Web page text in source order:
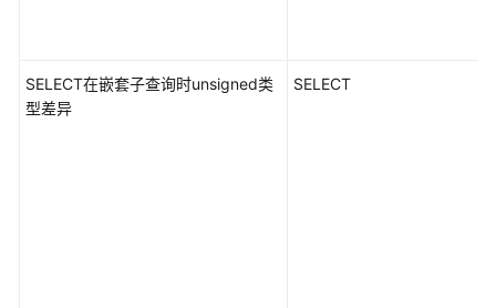
SELECT在嵌套子查询时unsigned类
型差异
SELECT